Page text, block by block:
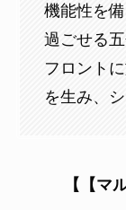
機能性を
過ごせる五
フロント
を生み、
【【マ